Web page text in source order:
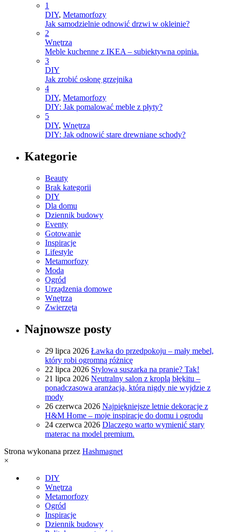
1
DIY, Metamorfozy
Jak samodzielnie odnowić drzwi w okleinie?
2
Wnętrza
Meble kuchenne z IKEA – subiektywna opinia.
3
DIY
Jak zrobić osłonę grzejnika
4
DIY, Metamorfozy
DIY: Jak pomalować meble z płyty?
5
DIY, Wnętrza
DIY: Jak odnowić stare drewniane schody?
Kategorie
Beauty
Brak kategorii
DIY
Dla domu
Dziennik budowy
Eventy
Gotowanie
Inspiracje
Lifestyle
Metamorfozy
Moda
Ogród
Urządzenia domowe
Wnętrza
Zwierzęta
Najnowsze posty
29 lipca 2026 Ławka do przedpokoju – mały mebel,
który robi ogromną różnicę
22 lipca 2026 Stylowa suszarka na pranie? Tak!
21 lipca 2026 Neutralny salon z kroplą błękitu –
ponadczasowa aranżacja, która nigdy nie wyjdzie z
mody
26 czerwca 2026 Najpiękniejsze letnie dekoracje z
H&M Home – moje inspiracje do domu i ogrodu
24 czerwca 2026 Dlaczego warto wymienić stary
materac na model premium.
Strona wykonana przez Hashmagnet
×
DIY
Wnętrza
Metamorfozy
Ogród
Inspiracje
Dziennik budowy